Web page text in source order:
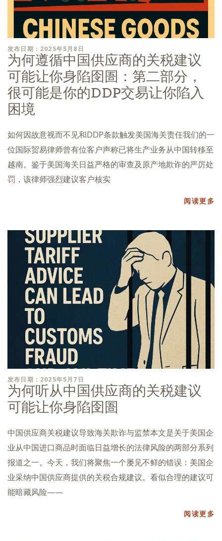
发布日期：2025年5月8日
为何遵循中国供应商的关税建议
可能让你身陷囹圄：第二部分，
很可能是你的DDP交易让你陷入
困境
如何因故意视而不见和DDP条款触发美国海关责任我们的一
位国际贸易律师曾有位客户声称已将生产业务从中国转移至
越南。鉴于美国海关日益严格的审查及原产地欺诈的严厉处
罚，该律师强烈建议客户核实
阅读更多
发布日期：2025年5月7日
为何听从中国供应商的关税建议
可能让你身陷囹圄
中国供应商关税建议导致海关欺诈与监禁本文是关于美国企
业从中国进口商品时面临日益增长的法律风险的两部分系列
报道之一。今天，我们将聚焦一个屡见不鲜的错误：美国企
业采纳中国供应商提供的关税合规建议。看似合理的建议可
能暗藏风险——
阅读更多